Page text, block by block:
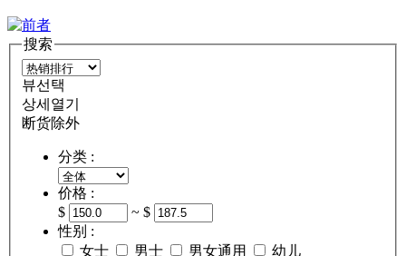
搜索
뷰선택
상세열기
断货除外
分类 :
价格 :
$
~ $
性别 :
女士
男士 男女通用 幼儿